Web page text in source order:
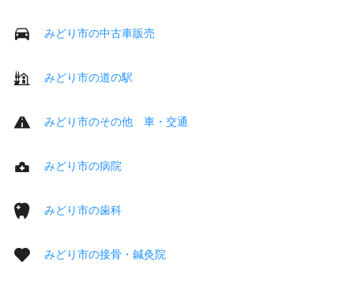
みどり市の中古車販売
みどり市の道の駅
みどり市のその他 車・交通
みどり市の病院
みどり市の歯科
みどり市の接骨・鍼灸院